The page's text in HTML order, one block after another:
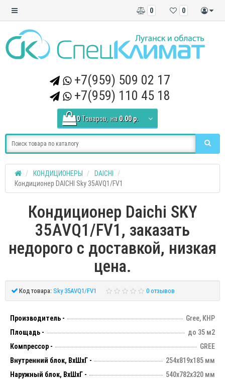
0
0
+7(959) 509 02 17
+7(959) 110 45 18
0 Tоваров, на 0.00 р.
КОНДИЦИОНЕРЫ
DAICHI
Кондиционер DAICHI Sky 35AVQ1/FV1
Кондиционер Daichi SKY
35AVQ1/FV1, заказать
недорого с доставкой, низкая
цена.
Код товара: Sky 35AVQ1/FV1 0 отзывов
Производитель -
Gree, КНР
Площадь -
до 35 м2
Компрессор -
GREE
Внутренний блок, ВхШхГ -
254х819х185 мм
Наружный блок, ВхШхГ -
540х782х320 мм